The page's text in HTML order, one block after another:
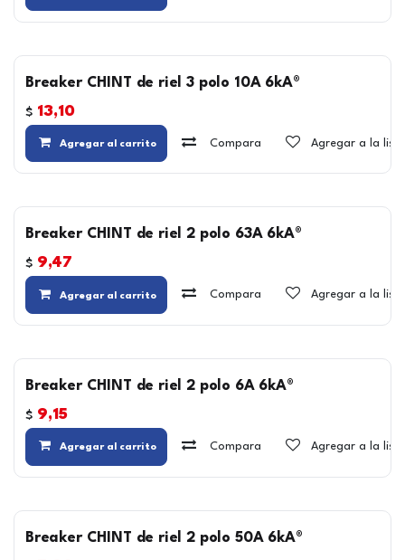
Breaker CHINT de riel 3 polo 10A 6kA®
$ 13,10
Agregar al carrito Compara Agregar a la
Breaker CHINT de riel 2 polo 63A 6kA®
$ 9,47
Agregar al carrito Compara Agregar a la
Breaker CHINT de riel 2 polo 6A 6kA®
$ 9,15
Agregar al carrito Compara Agregar a la
Breaker CHINT de riel 2 polo 50A 6kA®